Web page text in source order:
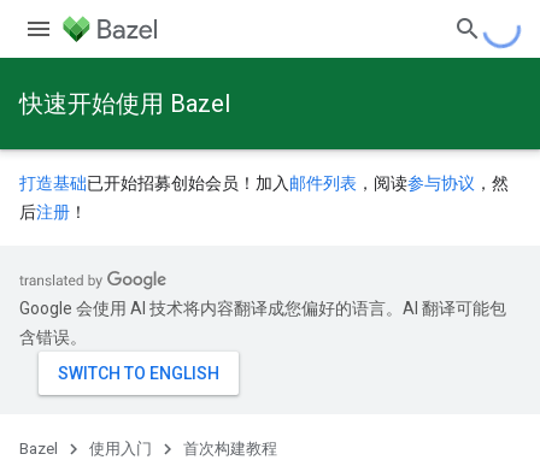
快速开始使用 Bazel
打造基础已开始招募创始会员！加入 邮件列表 ，阅读参与协议 ，然
后注册 ！
Google 会使用 AI 技术将内容翻译成您偏好的语言。AI 翻译可能包
含错误。
Bazel 使用入门 首次构建教程